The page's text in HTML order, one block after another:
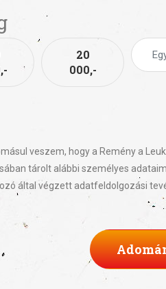
20
000,-
veszem, hogy a Remény a
tárolt alábbi személyes
által végzett adatfeldolgozási